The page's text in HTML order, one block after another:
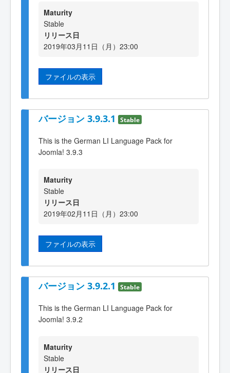
Maturity
Stable
リリース日
2019年03月11日（月）23:00
ファイルの表示
バージョン 3.9.3.1 Stable
This is the German LI Language Pack for
Joomla! 3.9.3
Maturity
Stable
リリース日
2019年02月11日（月）23:00
ファイルの表示
バージョン 3.9.2.1 Stable
This is the German LI Language Pack for
Joomla! 3.9.2
Maturity
Stable
リリース日